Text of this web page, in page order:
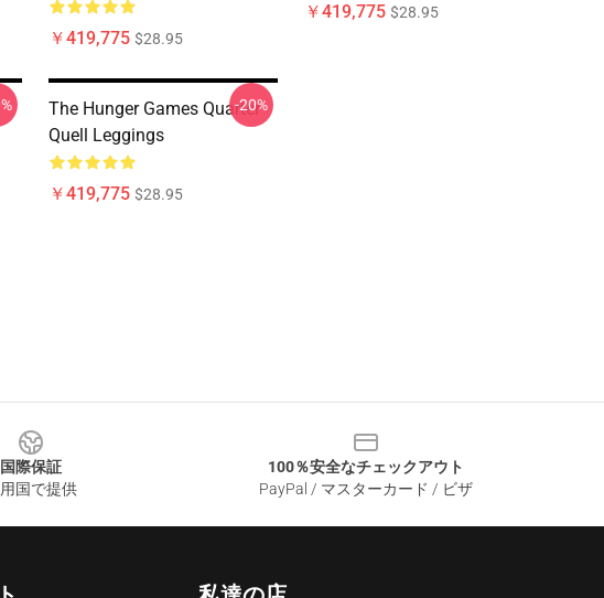
￥419,775 $28.95
￥419,775 $28.95
The Hunger Games Quarter
Quell Leggings
￥419,775 $28.95
-20%
国際保証
国で提供
100％安全なチェックアウト
PayPal / マスターカード / ビザ